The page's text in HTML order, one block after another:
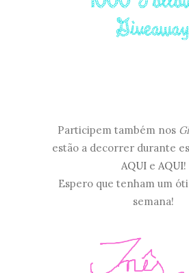
Participem também nos
estão a decorrer durante
AQUI e AQUI!
Espero que tenham um
semana!